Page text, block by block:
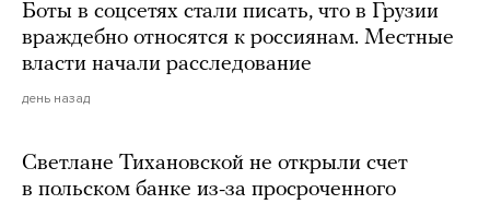
Боты в соцсетях стали писать, что в Грузии
враждебно относятся к россиянам. Местные
власти начали расследование
день назад
Светлане Тихановской не открыли счет
в польском банке из-за просроченного